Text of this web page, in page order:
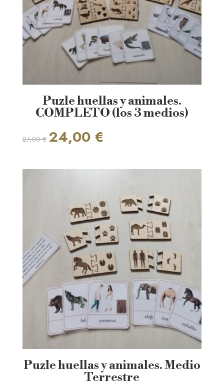
Puzle huellas y animales.
COMPLETO (los 3 medios)
27,00€
El
precio
24,00 €
Puzle huellas y animales. Medio
Terrestre